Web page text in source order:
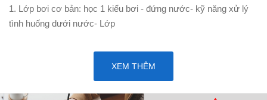
1. Lớp bơi cơ bản: học 1 kiểu bơi - đứng nước- kỹ năng xử lý
tình huống dưới nước- Lớp
XEM THÊM